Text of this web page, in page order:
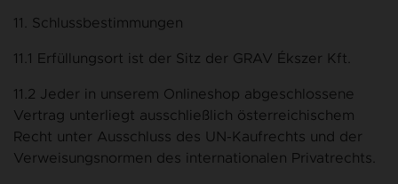
11. Schlussbestimmungen
11.1 Erfüllungsort ist der Sitz der GRAV Ékszer Kft.
11.2 Jeder in unserem Onlineshop abgeschlossene
Vertrag unterliegt ausschließlich österreichischem
Recht unter Ausschluss des UN-Kaufrechts und der
Verweisungsnormen des internationalen Privatrechts.